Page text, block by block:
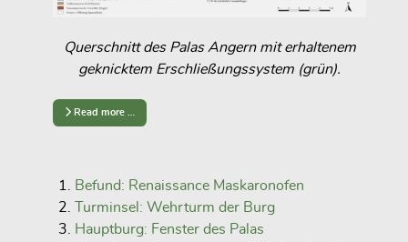
Querschnitt des Palas Angern mit erhaltenem
geknicktem Erschließungssystem (grün).
Read more …
Befund: Renaissance Maskaronofen
Turminsel: Wehrturm der Burg
Hauptburg: Fenster des Palas